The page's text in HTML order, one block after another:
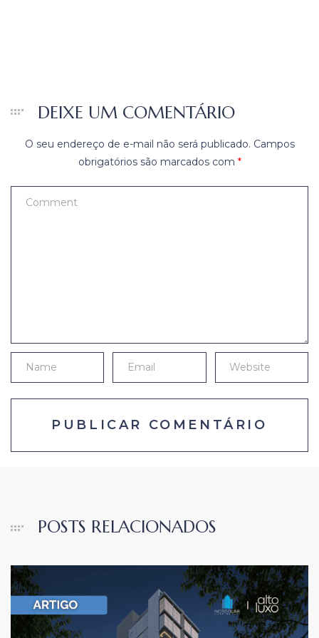
DEIXE UM COMENTÁRIO
O seu endereço de e-mail não será publicado. Campos
obrigatórios são marcados com *
POSTS RELACIONADOS